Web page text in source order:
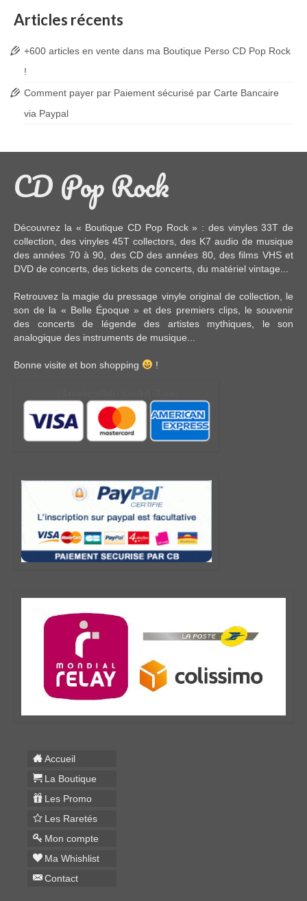
Articles récents
+600 articles en vente dans ma Boutique Perso CD Pop Rock
!
Comment payer par Paiement sécurisé par Carte Bancaire
via Paypal
CD Pop Rock
Découvrez la « Boutique CD Pop Rock » : des vinyles 33T de
collection, des vinyles 45T collectors, des K7 audio de musique
des années 70 à 90, des CDdes années 80, desfilms VHS et
DVD de concerts, des tickets de concerts , du matériel vintage
Retrouvez la magie du pressage vinyle original de collection, le
son de la « Belle Époque » et des premiers clips, le souvenir
des concerts de légende des artistes mythiques, le son
analogique des instruments de musique...
Bonne visite et bon shopping !
Accueil
La Boutique
Les Promo
Les Raretés
Mon compte
Ma Whishlist
Contact